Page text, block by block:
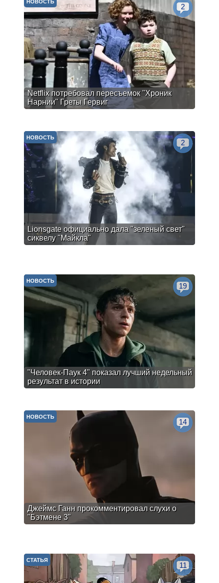
Netflix потребовал пересъемок "Хроник
Нарнии" Греты Гервиг
НОВОСТЬ
2
Lionsgate официально дала "зеленый свет"
сиквелу "Майкла"
НОВОСТЬ
2
"Человек-Паук 4" показал лучший недельный
результат в истории
НОВОСТЬ
19
Джеймс Ганн прокомментировал слухи о
"Бэтмене 3"
НОВОСТЬ
14
СТАТЬЯ
11